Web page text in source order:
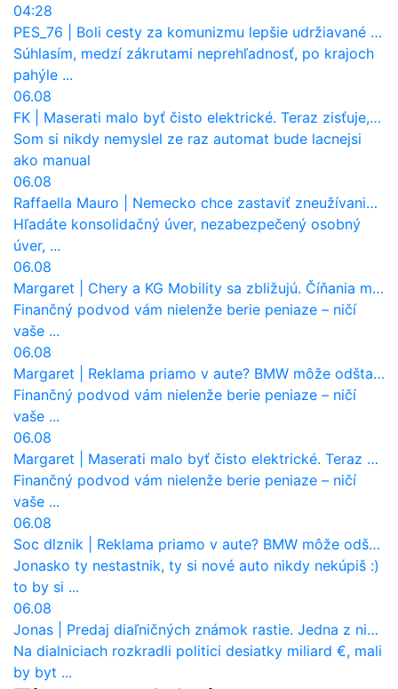
04:28
PES_76
Boli cesty za komunizmu lepšie udržiavané ako dnes?
Súhlasím, medzí zákrutami neprehľadnosť, po krajoch
pahýle ...
06.08
FK
Maserati malo byť čisto elektrické. Teraz zisťuje, že potrebuje nový osemvalcový motor
Som si nikdy nemyslel ze raz automat bude lacnejsi
ako manual
06.08
Raffaella Mauro
Nemecko chce zastaviť zneužívanie dotácií na elektromobily. Pritvrdí pravidlá
Hľadáte konsolidačný úver, nezabezpečený osobný
úver, ...
06.08
Margaret
Chery a KG Mobility sa zbližujú. Číňania môžu získať 10 % bývalého SsangYongu
Finančný podvod vám nielenže berie peniaze – ničí
vaše ...
06.08
Margaret
Reklama priamo v aute? BMW môže odštartovať nový trend
Finančný podvod vám nielenže berie peniaze – ničí
vaše ...
06.08
Margaret
Maserati malo byť čisto elektrické. Teraz zisťuje, že potrebuje nový osemvalcový motor
Finančný podvod vám nielenže berie peniaze – ničí
vaše ...
06.08
Soc dlznik
Reklama priamo v aute? BMW môže odštartovať nový trend
Jonasko ty nestastnik, ty si nové auto nikdy nekúpiš :)
to by si ...
06.08
Jonas
Predaj diaľničných známok rastie. Jedna z nich zaznamenala nečakane výrazný nárast
Na dialniciach rozkradli politici desiatky miliard €, mali
by byt ...